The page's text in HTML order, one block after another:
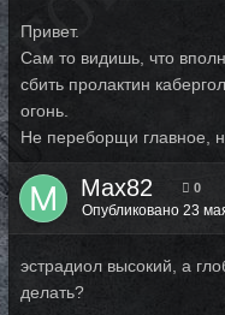
Привет.
Сам то видишь, что
сбить пролактин
огонь.
Не переборщи главное,
Max82 0
Опубликовано 23
эстрадиол высокий, а
делать?